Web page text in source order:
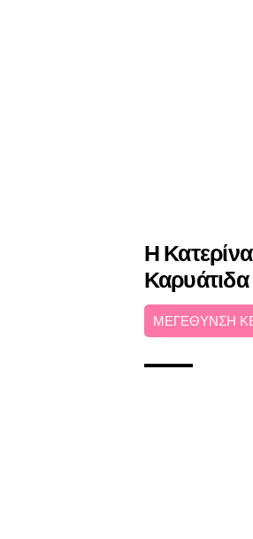
Η
ΜΕΓΕΘΥΝΣΗ